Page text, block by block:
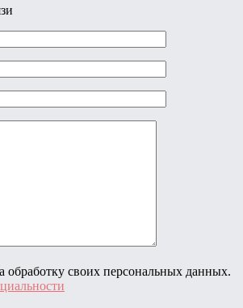
обработку своих персональных данных.